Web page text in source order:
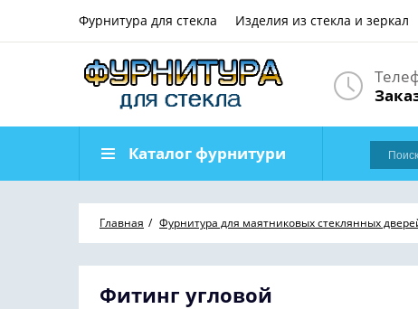
Фурнитура для стекла Изделия из стекла и зеркал
Каталог фурнитури
Главная Фурнитура для маятниковых стеклянных
Фитинг угловой